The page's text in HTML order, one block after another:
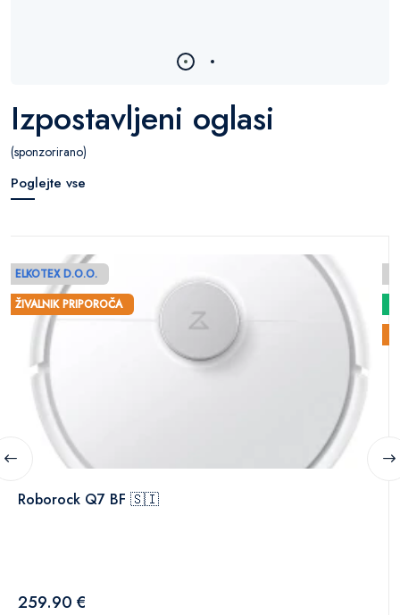
Izpostavljeni oglasi
(sponzorirano)
Poglejte vse
ELKOTEX D.O.O.
ŽIVALNIK PRIPOROČA
Roborock Q7 BF 🇸🇮
259.90 €